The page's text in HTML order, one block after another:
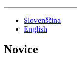
Slovenščina
English
Novice